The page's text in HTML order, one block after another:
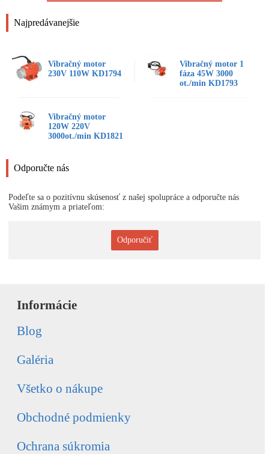
Najpredávanejšie
Vibračný motor
230V 110W KD1794
Vibračný motor 1
fáza 45W 3000
ot./min KD1793
Vibračný motor
120W 220V
3000ot./min KD1821
Odporučte nás
Podeľte sa o pozitívnu skúsenosť z našej spolupráce a odporučte nás
Vašim známym a priateľom:
Odporučiť
Informácie
Blog
Galéria
Všetko o nákupe
Obchodné podmienky
Ochrana súkromia